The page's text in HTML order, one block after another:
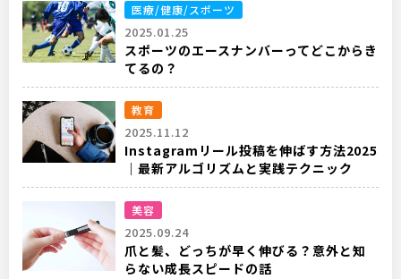
医療/健康/スポーツ
2025.01.25
スポーツのエースナンバーってどこからき
てるの？
教育
2025.11.12
Instagramリール投稿を伸ばす方法2025
｜最新アルゴリズムと実践テクニック
美容
2025.09.24
爪と髪、どっちが早く伸びる？意外と知
らない成長スピードの話